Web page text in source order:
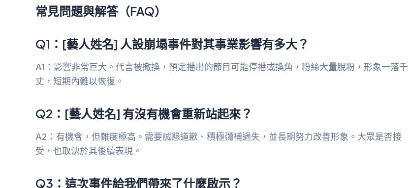
常見問題與解答（FAQ）
Q1：[藝人姓名] 人設崩塌事件對其事業影響有多大？
A1：影響非常巨大。代言被撤換，預定播出的節目可能停播或換角，粉絲大量脫粉，形象一落千
丈，短期內難以恢復。
Q2：[藝人姓名] 有沒有機會重新站起來？
A2：有機會，但難度極高。需要誠懇道歉、積極彌補過失，並長期努力改善形象。大眾是否接
受，也取決於其後續表現。
Q3：這次事件給我們帶來了什麼啟示？